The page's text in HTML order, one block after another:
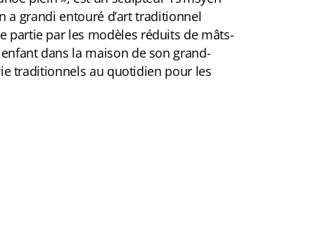
a grandi entouré d’art traditionnel
partie par les modèles réduits de mâts-
dans la maison de son grand-
traditionnels au quotidien pour les